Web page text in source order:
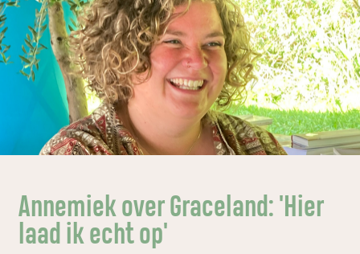
Annemiek over Graceland: 'Hier
laad ik echt op'